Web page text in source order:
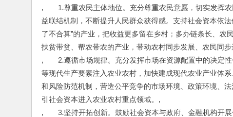
,　　1.尊重农民主体地位。充分尊重农民意愿，切实发挥
益联结机制，不断提升人民群众获得感。支持社会资本依
了不合算”的产业，把收益更多留在乡村；多办链条长、
扶贫带贫、帮农带农的产业，带动农村同步发展、农民同步
,　　2.遵循市场规律。充分发挥市场在资源配置中的决定
等现代生产要素注入农业农村，加快建成现代农业产业体
和风险防范机制，营造公平竞争的市场环境、政策环境、
引社会资本进入农业农村重点领域。,
,　　3.坚持开拓创新。鼓励社会资本与政府、金融机构开